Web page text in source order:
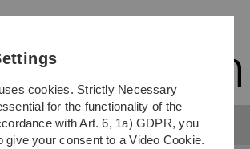
Skip
Skip
Skip
Skip
cookies. Strictly Necessary
for the functionality of the
with Art. 6, 1a) GDPR, you
give your consent to a Video Cookie.